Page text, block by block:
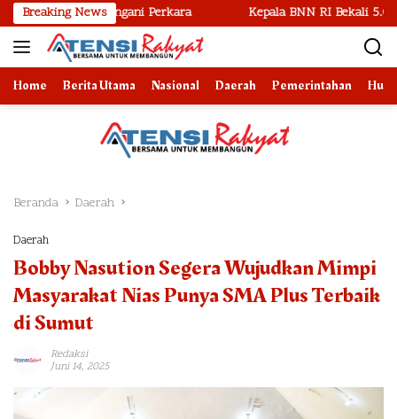
Langsung
ke
konten
Breaking News
Menangani Perkara Kepala BNN RI Bekali 5.000
Home Berita Utama Nasional Daerah Pemerintahan
Beranda Daerah
Daerah
Bobby Nasution Segera Wujudkan Mimpi
Masyarakat Nias Punya SMA Plus Terbaik
di Sumut
Redaksi
Juni 14, 2025